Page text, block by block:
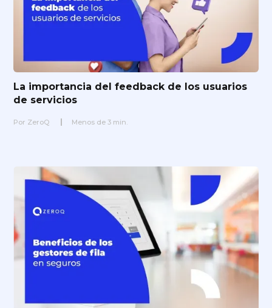
La importancia del feedback de los usuarios
de servicios
Por ZeroQ Menos de 3 min.